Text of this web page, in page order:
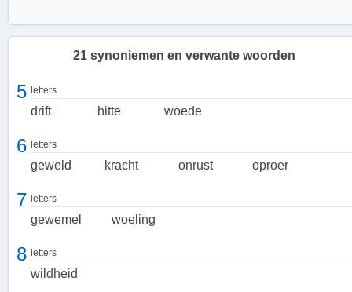
Onstuimigheid is een eigenschap die niet te onderschatten valt. Het
is een bron van turbulentie en vehementie, die een gevoel van
21 synoniemen en verwante woorden
5 letters
drift hitte woede
6 letters
geweld kracht onrust oproer
7 letters
gewemel woeling
8 letters
wildheid